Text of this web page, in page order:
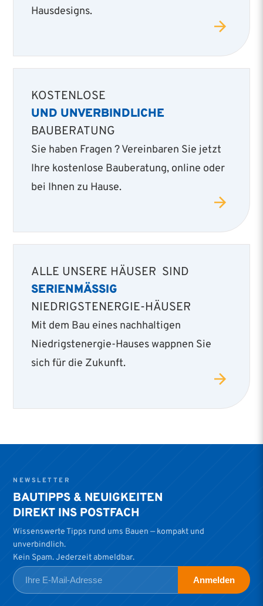
Hausdesigns.
KOSTENLOSE
UND UNVERBINDLICHE
BAUBERATUNG
Sie haben Fragen ? Vereinbaren Sie jetzt
Ihre kostenlose Bauberatung, online oder
bei Ihnen zu Hause.
ALLE UNSERE HÄUSER SIND
SERIENMÄSSIG
NIEDRIGSTENERGIE-HÄUSER
Mit dem Bau eines nachhaltigen
Niedrigstenergie­-Hauses wappnen Sie
sich für die Zukunft.
NEWSLETTER
BAUTIPPS & NEUIGKEITEN
DIREKT INS POSTFACH
Wissenswerte Tipps rund ums Bauen — kompakt und
unverbindlich.
Kein Spam. Jederzeit abmeldbar.
Anmelden